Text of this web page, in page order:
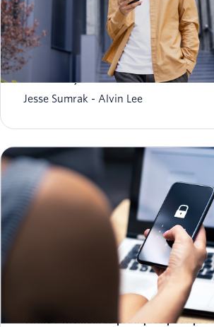
Vérification par SMS : de quoi s'agit-il
comment ça marche ?
Jesse Sumrak
Alvin Lee
Quelqu'un d'autre utilise-t-il votre
Twilio ? Meilleures pratiques pour